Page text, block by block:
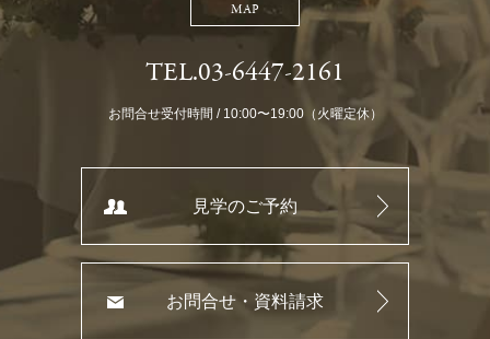
MAP
TEL.03-6447-2161
お問合せ受付時間 / 10:00〜19:00（火曜定休）
見学のご予約
お問合せ・資料請求